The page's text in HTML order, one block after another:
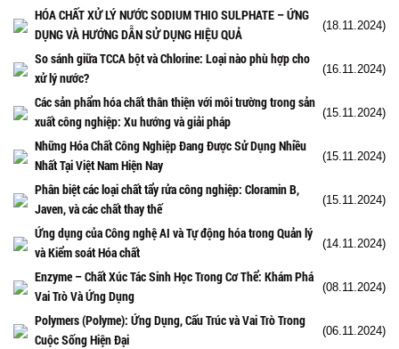
HÓA CHẤT XỬ LÝ NƯỚC SODIUM THIO SULPHATE – ỨNG
DỤNG VÀ HƯỚNG DẪN SỬ DỤNG HIỆU QUẢ
(18.11.2024)
So sánh giữa TCCA bột và Chlorine: Loại nào phù hợp cho
xử lý nước?
(16.11.2024)
Các sản phẩm hóa chất thân thiện với môi trường trong sản
xuất công nghiệp: Xu hướng và giải pháp
(15.11.2024)
Những Hóa Chất Công Nghiệp Đang Được Sử Dụng Nhiều
Nhất Tại Việt Nam Hiện Nay
(15.11.2024)
Phân biệt các loại chất tẩy rửa công nghiệp: Cloramin B,
Javen, và các chất thay thế
(15.11.2024)
Ứng dụng của Công nghệ AI và Tự động hóa trong Quản lý
và Kiểm soát Hóa chất
(14.11.2024)
Enzyme – Chất Xúc Tác Sinh Học Trong Cơ Thể: Khám Phá
Vai Trò Và Ứng Dụng
(08.11.2024)
Polymers (Polyme): Ứng Dụng, Cấu Trúc và Vai Trò Trong
Cuộc Sống Hiện Đại
(06.11.2024)